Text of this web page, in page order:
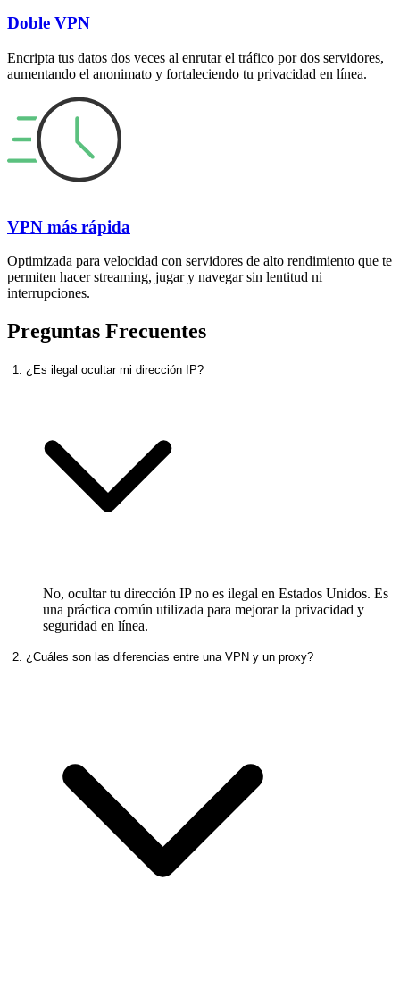
Doble VPN
Encripta tus datos dos veces al enrutar el tráfico por dos servidores,
aumentando el anonimato y fortaleciendo tu privacidad en línea.
VPN más rápida
Optimizada para velocidad con servidores de alto rendimiento que te
permiten hacer streaming, jugar y navegar sin lentitud ni
interrupciones.
Preguntas Frecuentes
1. ¿Es ilegal ocultar mi dirección IP?
No, ocultar tu dirección IP no es ilegal en Estados Unidos. Es
una práctica común utilizada para mejorar la privacidad y
seguridad en línea.
2. ¿Cuáles son las diferencias entre una VPN y un proxy?